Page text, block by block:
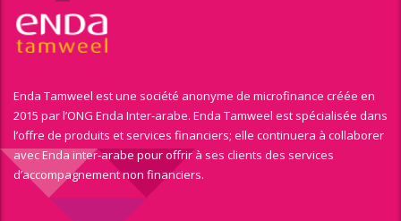
Enda Tamweel est une société anonyme de microfinance créée en
2015 par l’ONG Enda Inter-arabe. Enda Tamweel est spécialisée dans
l’offre de produits et services financiers; elle continuera à collaborer
avec Enda inter-arabe pour offrir à ses clients des services
d’accompagnement non financiers.